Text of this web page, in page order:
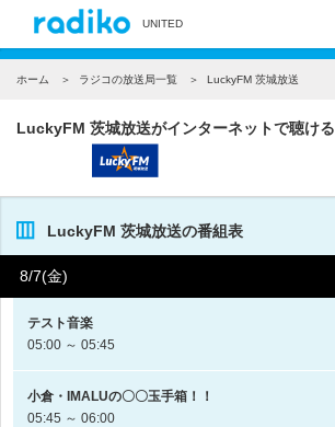
UNITED
ホーム ラジコの放送局一覧 LuckyFM 茨城放送
LuckyFM 茨城放送がインターネットで聴ける
LuckyFM 茨城放送の番組表
8/7(金)
テスト音楽
05:00 ～ 05:45
小倉・IMALUの〇〇玉手箱！！
05:45 ～ 06:00